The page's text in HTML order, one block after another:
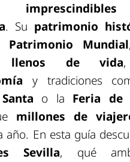
. Su patrimonio
Patrimonio Mundial
llenos de vida
y tradiciones
o la Feria de
millones de
año. En esta guía
Sevilla, qué